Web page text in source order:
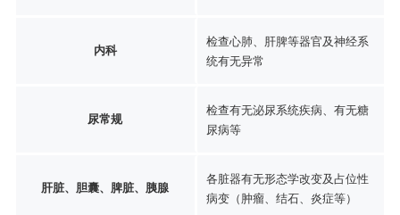
内科
检查心肺、肝脾等器官及神经系
统有无异常
尿常规
检查有无泌尿系统疾病、有无糖
尿病等
肝脏、胆囊、脾脏、胰腺
各脏器有无形态学改变及占位性
病变（肿瘤、结石、炎症等）